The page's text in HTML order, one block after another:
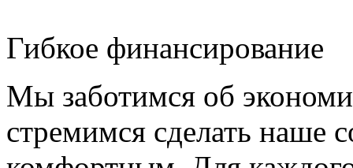
Гибкое финансирование
Мы заботимся об
стремимся сделать наше